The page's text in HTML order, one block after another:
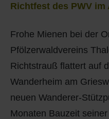
Richtfest des PWV im
Frohe Mienen bei der
Pfölzerwaldvereins
Richtstrauß flattert auf
Wanderheim am
neuen Wanderer-
Monaten Bauzeit